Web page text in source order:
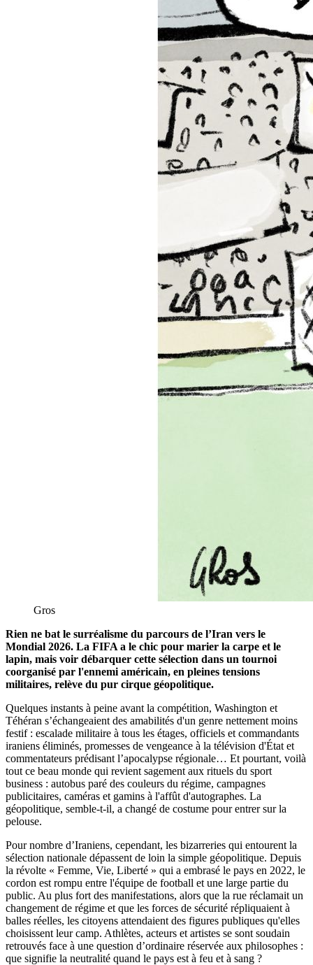
Gros
Rien ne bat le surréalisme du parcours de l’Iran vers le
Mondial 2026. La FIFA a le chic pour marier la carpe et le
lapin, mais voir débarquer cette sélection dans un tournoi
coorganisé par l'ennemi américain, en pleines tensions
militaires, relève du pur cirque géopolitique.
Quelques instants à peine avant la compétition, Washington et
Téhéran s’échangeaient des amabilités d'un genre nettement moins
festif : escalade militaire à tous les étages, officiels et commandants
iraniens éliminés, promesses de vengeance à la télévision d'État et
commentateurs prédisant l’apocalypse régionale… Et pourtant, voilà
tout ce beau monde qui revient sagement aux rituels du sport
business : autobus paré des couleurs du régime, campagnes
publicitaires, caméras et gamins à l'affût d'autographes. La
géopolitique, semble-t-il, a changé de costume pour entrer sur la
pelouse.
Pour nombre d’Iraniens, cependant, les bizarreries qui entourent la
sélection nationale dépassent de loin la simple géopolitique. Depuis
la révolte « Femme, Vie, Liberté » qui a embrasé le pays en 2022, le
cordon est rompu entre l'équipe de football et une large partie du
public. Au plus fort des manifestations, alors que la rue réclamait un
changement de régime et que les forces de sécurité répliquaient à
balles réelles, les citoyens attendaient des figures publiques qu'elles
choisissent leur camp. Athlètes, acteurs et artistes se sont soudain
retrouvés face à une question d’ordinaire réservée aux philosophes :
que signifie la neutralité quand le pays est à feu et à sang ?